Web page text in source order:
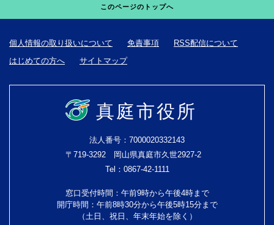
このページのトップへ
個人情報の取り扱いについて 免責事項
RSS配信について
はじめての方へ
サイトマップ
真庭市役所
法人番号：7000020332143
〒719-3292 岡山県真庭市久世2927-2
Tel：0867-42-1111
窓口受付時間：午前9時から午後4時まで
開庁時間：午前8時30分から午後5時15分まで
（土日、祝日、年末年始を除く）